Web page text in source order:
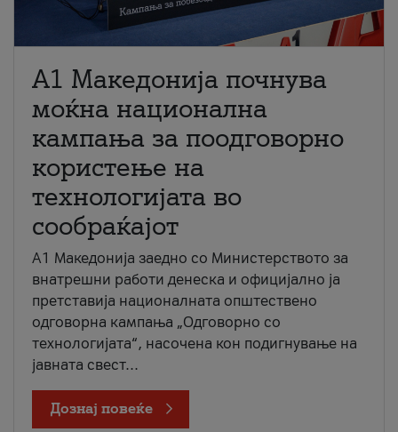
A1 Македонија почнува
моќна национална
кампања за поодговорно
користење на
технологијата во
сообраќајот
A1 Македонија заедно со Министерството за
внатрешни работи денеска и официјално ја
претставија националната општествено
одговорна кампања „Одговорно со
технологијата“, насочена кон подигнување на
јавната свест...
Дознај повеќе